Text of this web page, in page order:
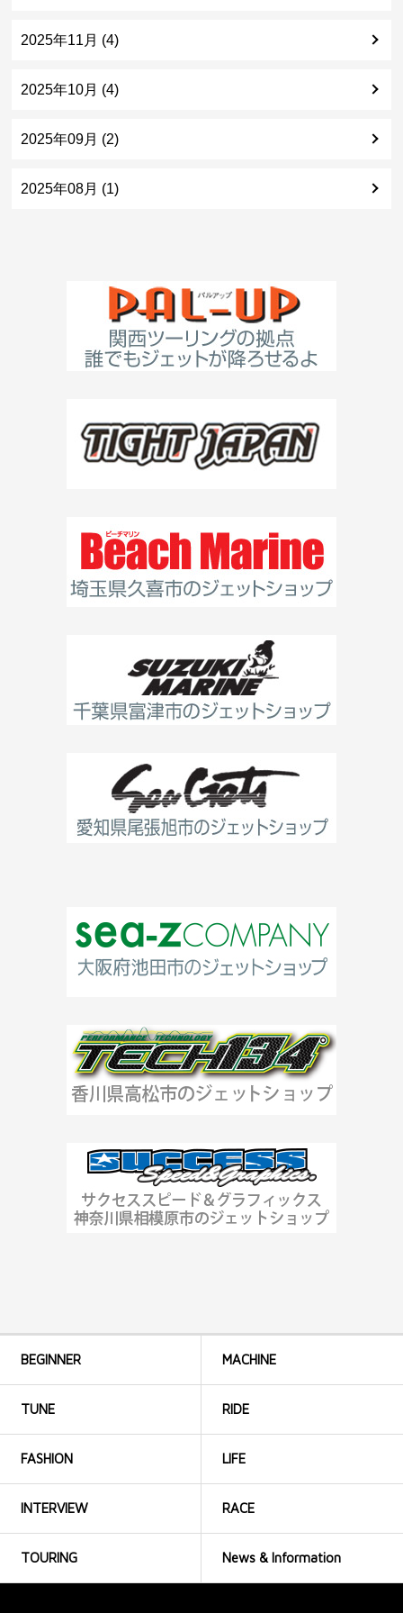
2025年11月 (4)
2025年10月 (4)
2025年09月 (2)
2025年08月 (1)
BEGINNER MACHINE
TUNE RIDE
FASHION LIFE
INTERVIEW RACE
TOURING News & Information